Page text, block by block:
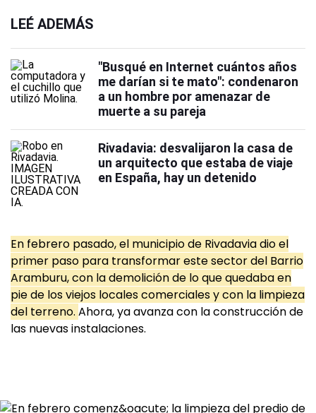
LEÉ ADEMÁS
"Busqué en Internet cuántos años
me darían si te mato": condenaron
a un hombre por amenazar de
muerte a su pareja
Rivadavia: desvalijaron la casa de
un arquitecto que estaba de viaje
en España, hay un detenido
En febrero pasado, el municipio de Rivadavia dio el
primer paso para transformar este sector del Barrio
Aramburu, con la demolición de lo que quedaba en
pie de los viejos locales comerciales y con la limpieza
del terreno. Ahora, ya avanza con la construcción de
las nuevas instalaciones.